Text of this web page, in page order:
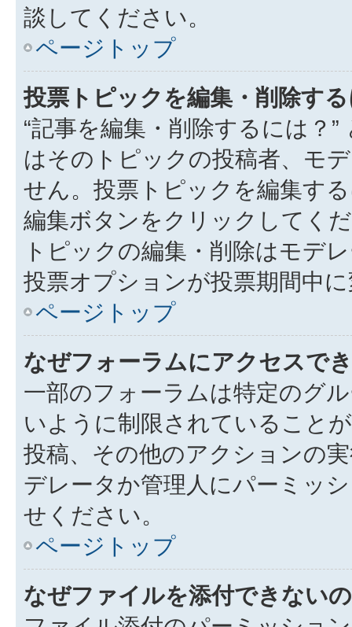
談してください。
ページトップ
投票トピックを編集・削除す
“記事を編集・削除するには？
はそのトピックの投稿者、モ
せん。投票トピックを編集す
編集ボタンをクリックしてく
トピックの編集・削除はモデ
投票オプションが投票期間中
ページトップ
なぜフォーラムにアクセスで
一部のフォーラムは特定のグ
いように制限されていること
投稿、その他のアクションの
デレータか管理人にパーミッ
せください。
ページトップ
なぜファイルを添付できない